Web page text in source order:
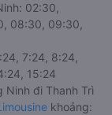
02:30,
08:30, 09:30,
7:24, 8:24,
15:24
Ninh đi Thanh Trì
khoảng: